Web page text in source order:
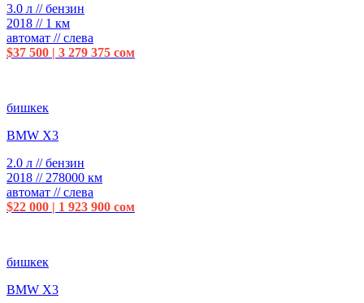
3.0 л // бензин
2018 // 1 км
автомат // слева
$37 500 | 3 279 375 сом
бишкек
BMW X3
2.0 л // бензин
2018 // 278000 км
автомат // слева
$22 000 | 1 923 900 сом
бишкек
BMW X3